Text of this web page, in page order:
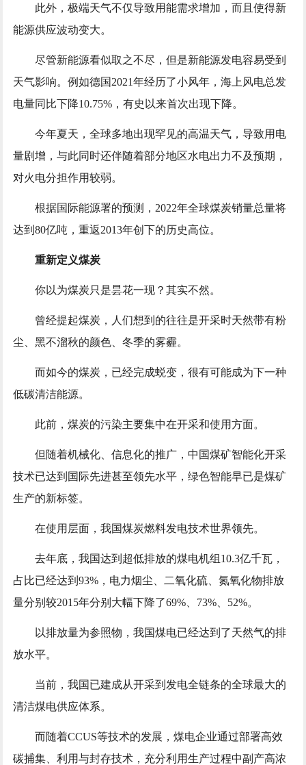
此外，极端天气不仅导致用能需求增加，而且使得新
能源供应波动变大。
尽管新能源看似取之不尽，但是新能源发电容易受到
天气影响。例如德国2021年经历了小风年，海上风电总发
电量同比下降10.75%，有史以来首次出现下降。
今年夏天，全球多地出现罕见的高温天气，导致用电
量剧增，与此同时还伴随着部分地区水电出力不及预期，
对火电分担作用较弱。
根据国际能源署的预测，2022年全球煤炭销量总量将
达到80亿吨，重返2013年创下的历史高位。
重新定义煤炭
你以为煤炭只是昙花一现？其实不然。
曾经提起煤炭，人们想到的往往是开采时天然带有粉
尘、黑不溜秋的颜色、冬季的雾霾。
而如今的煤炭，已经完成蜕变，很有可能成为下一种
低碳清洁能源。
此前，煤炭的污染主要集中在开采和使用方面。
但随着机械化、信息化的推广，中国煤矿智能化开采
技术已达到国际先进甚至领先水平，绿色智能早已是煤矿
生产的新标签。
在使用层面，我国煤炭燃料发电技术世界领先。
去年底，我国达到超低排放的煤电机组10.3亿千瓦，
占比已经达到93%，电力烟尘、二氧化硫、氮氧化物排放
量分别较2015年分别大幅下降了69%、73%、52%。
以排放量为参照物，我国煤电已经达到了天然气的排
放水平。
当前，我国已建成从开采到发电全链条的全球最大的
清洁煤电供应体系。
而随着CCUS等技术的发展，煤电企业通过部署高效
碳捕集、利用与封存技术，充分利用生产过程中副产高浓